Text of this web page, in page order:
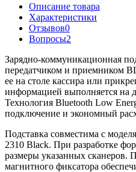
Описание товара
Характеристики
Отзывов0
Вопросы2
Зарядно-коммуникационная
передатчиком и приемником
ее на столе кассира или
информацией выполняется на
Технология Bluetooth Low
подключение и экономный
Подставка совместима с
2310 Black. При разработке
размеры указанных сканеров.
магнитного фиксатора